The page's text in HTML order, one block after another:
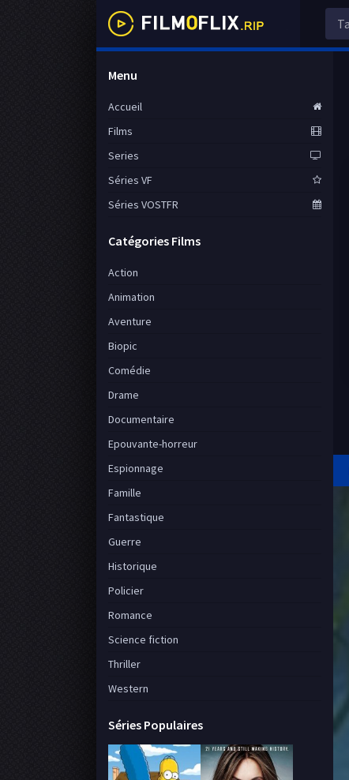
Menu
Accueil
Films
Series
Séries VF
Séries VOSTFR
Catégories Films
Action
Animation
Aventure
Biopic
Comédie
Drame
Documentaire
Epouvante-horreur
Espionnage
Famille
Fantastique
Guerre
Historique
Policier
Romance
Science fiction
Thriller
Western
Séries Populaires